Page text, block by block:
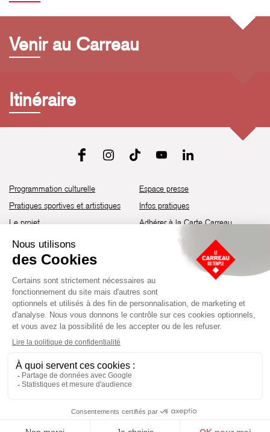
Venir au Carreau
Itinéraire
Programmation culturelle
Pratiques sportives et artistiques
Le projet
Brochure de saison 25-26
Découvrir les espaces
Devenir partenaire
Espace presse
Infos pratiques
Adhérer à la Carte Carreau
Guide d’accessibilité
Établissement culturel et sportif à l’architecture industrielle de la fin du
XIXème siècle, le Carreau du Temple fut réhabilité en 2014 par la Ville
artistiques, culturels et sportifs, à travers une programmation éclectique